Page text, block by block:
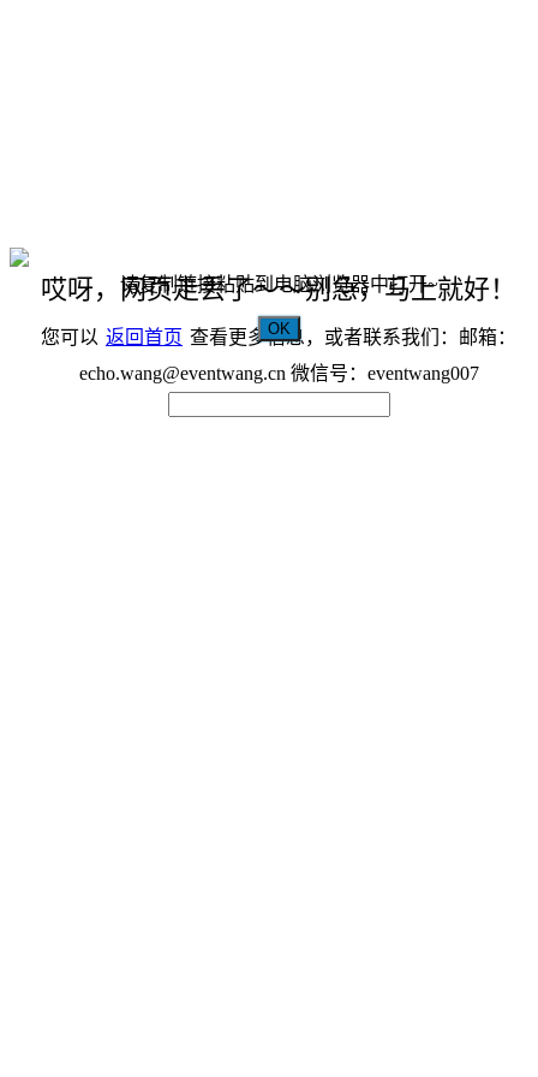
哎呀，网页走丢了～～别急，马上就好！
您可以 返回首页 查看更多信息，或者联系我们：邮箱：
echo.wang@eventwang.cn 微信号：eventwang007
请复制链接粘贴到电脑浏览器中打开~
OK